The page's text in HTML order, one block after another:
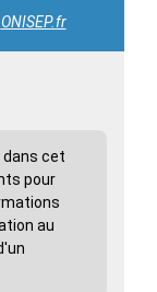
ONISEP.fr
cet
pour
au